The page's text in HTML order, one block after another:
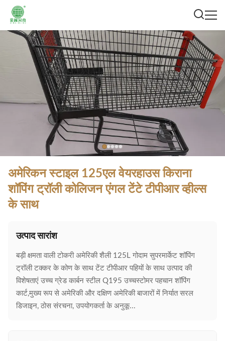
अमेरिकन स्टाइल 125एल वेयरहाउस किराना
शॉपिंग ट्रॉली कोलिजन एंगल टेंटे टीपीआर व्हील्स
के साथ
उत्पाद सारांश
बड़ी क्षमता वाली टोकरी अमेरिकी शैली 125L गोदाम सुपरमार्केट शॉपिंग
ट्रॉली टक्कर के कोण के साथ टेंट टीपीआर पहियों के साथ उत्पाद की
विशेषताएं उच्च ग्रेड कार्बन स्टील Q195 उच्चस्टोमर पहचान शॉपिंग
कार्ट,मुख्य रूप से अमेरिकी और दक्षिण अमेरिकी बाजारों में निर्यात सरल
डिजाइन, ठोस संरचना, उपयोगकर्ता के अनुकू...